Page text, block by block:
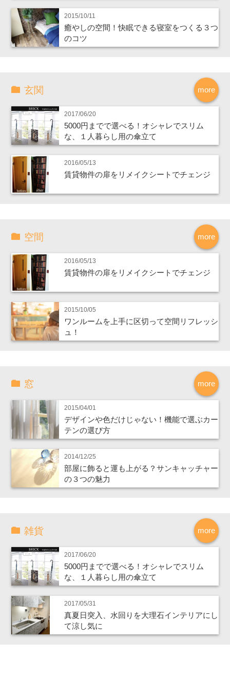
2015/10/11
癒やしの空間！快眠できる寝室をつくる３つ
のコツ
more
玄関
2017/06/20
5000円までで選べる！オシャレでスリム
な、１人暮らし用の傘立て
2016/05/13
賃貸物件の扉をリメイクシートでチェンジ
more
空間
2016/05/13
賃貸物件の扉をリメイクシートでチェンジ
2015/10/05
ワンルームを上手に区切って空間リフレッシ
ュ！
more
窓
2015/04/01
デザインや色だけじゃない！機能で選ぶカー
テンの選び方
2014/12/25
部屋に飾ると運も上がる？サンキャッチャー
の３つの魅力
more
雑貨
2017/06/20
5000円までで選べる！オシャレでスリム
な、１人暮らし用の傘立て
2017/05/31
真夏日突入、水回りを大理石インテリアにし
て涼し気に